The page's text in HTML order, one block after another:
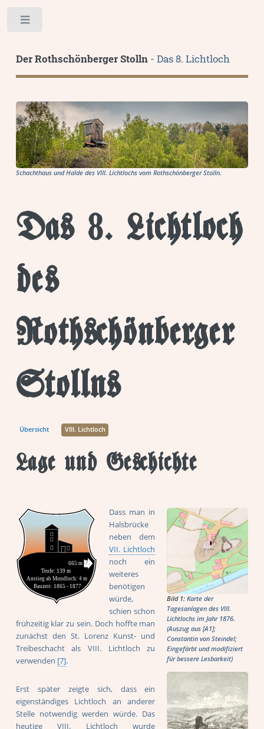
Der Rothschönberger Stolln- Das 8. Lichtloch
Schachthaus und Halde des VIII. Lichtlochs vom Rothschönberger Stolln.
Das 8. Lichtloch
des
Rothschönberger
Stollns
Übersicht VIII. Lichtloch
Lage und Geschichte
Bild 1:Karte der
Tagesanlagen des VIII.
Lichtlochs im Jahr 1876.
(Auszug aus [A1];
Constantin von Steindel;
Eingefärbt und modifiziert
für bessere Lesbarkeit)
Dass man in
Halsbrücke
neben dem
VII. Lichtloch
noch ein
weiteres
benötigen
würde,
schien schon
frühzeitig klar zu sein. Doch hoffte man
zunächst den St. Lorenz Kunst- und
Treibeschacht als VIII. Lichtloch zu
verwenden [7].
Erst später zeigte sich, dass ein
eigenständiges Lichtloch an anderer
Stelle notwendig werden würde. Das
heutige VIII. Lichtloch wurde